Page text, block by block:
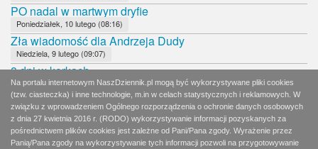
PO nadal w martwym dryfie
Poniedziałek, 10 lutego (08:16)
Zła wiadomość dla Andrzeja Dudy
Niedziela, 9 lutego (09:07)
8 dni w korkach
Sobota, 8 lutego (06:59)
Wierni Bogu, Polsce i bliźnim
Sobota, 8 lutego (11:52)
Czy Andrzej Duda udźwignie rolę faworyta?
Piątek, 7 lutego (09:07)
Na portalu internetowym NaszDziennik.pl mogą być wykorzystywane pliki cookies
(tzw. ciasteczka) i inne technologie, m.in w celach statystycznych i reklamowych. W
związku z wprowadzeniem Ogólnego rozporządzenia o ochronie danych osobowych
z dnia 27 kwietnia 2016 r. (RODO) wykorzystywanie informacji pozyskanych za
pośrednictwem plików cookies jest zależne od Pani/Pana zgody. Wyrażenie przez
Panią/Pana zgody na wykorzystywanie tych informacji pozwoli na przygotowywanie